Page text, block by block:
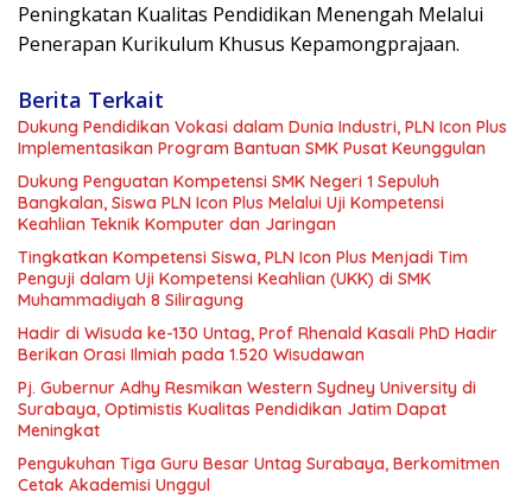
Peningkatan Kualitas Pendidikan Menengah Melalui
Penerapan Kurikulum Khusus Kepamongprajaan.
Berita Terkait
Dukung Pendidikan Vokasi dalam Dunia Industri, PLN Icon Plus
Implementasikan Program Bantuan SMK Pusat Keunggulan
Dukung Penguatan Kompetensi SMK Negeri 1 Sepuluh
Bangkalan, Siswa PLN Icon Plus Melalui Uji Kompetensi
Keahlian Teknik Komputer dan Jaringan
Tingkatkan Kompetensi Siswa, PLN Icon Plus Menjadi Tim
Penguji dalam Uji Kompetensi Keahlian (UKK) di SMK
Muhammadiyah 8 Siliragung
Hadir di Wisuda ke-130 Untag, Prof Rhenald Kasali PhD Hadir
Berikan Orasi Ilmiah pada 1.520 Wisudawan
Pj. Gubernur Adhy Resmikan Western Sydney University di
Surabaya, Optimistis Kualitas Pendidikan Jatim Dapat
Meningkat
Pengukuhan Tiga Guru Besar Untag Surabaya, Berkomitmen
Cetak Akademisi Unggul